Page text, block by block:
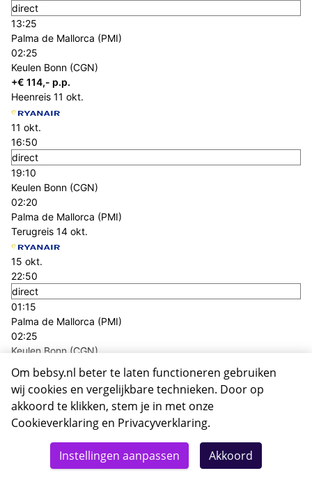
direct
13:25
Palma de Mallorca (PMI)
02:25
Keulen Bonn (CGN)
+€ 114,- p.p.
Heenreis 11 okt.
11 okt.
16:50
direct
19:10
Keulen Bonn (CGN)
02:20
Palma de Mallorca (PMI)
Terugreis 14 okt.
15 okt.
22:50
direct
01:15
Palma de Mallorca (PMI)
02:25
Keulen Bonn (CGN)
+€ 116,- p.p.
Heenreis 11 okt.
11 okt.
19:10
Keulen Bonn (CGN)
Om bebsy.nl beter te laten functioneren gebruiken
wij cookies en vergelijkbare technieken. Door op
akkoord te klikken, stem je in met onze
Cookieverklaring en Privacyverklaring.
Instellingen aanpassen Akkoord